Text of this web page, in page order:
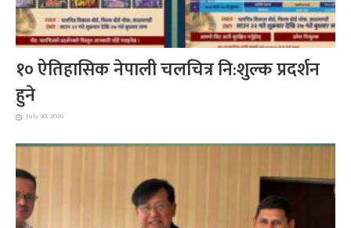
१० ऐतिहासिक नेपाली चलचित्र नि:शुल्क प्रदर्शन
हुने
July 30, 2026